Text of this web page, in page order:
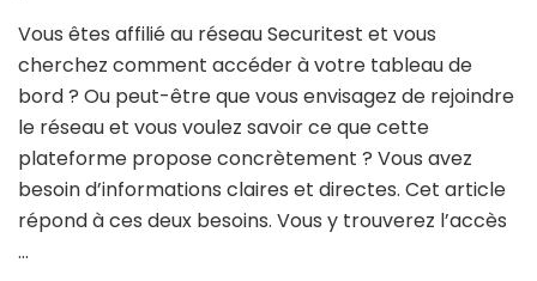
Vous êtes affilié au réseau Securitest et vous
cherchez comment accéder à votre tableau de
bord ? Ou peut-être que vous envisagez de rejoindre
le réseau et vous voulez savoir ce que cette
plateforme propose concrètement ? Vous avez
besoin d’informations claires et directes. Cet article
répond à ces deux besoins. Vous y trouverez l’accès
…